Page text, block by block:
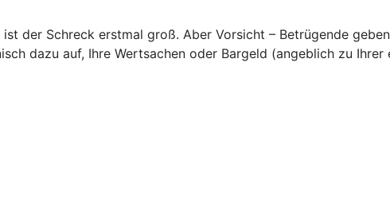
der Schreck erstmal groß. Aber Vorsicht – Betrügende
dazu auf, Ihre Wertsachen oder Bargeld (angeblich zu